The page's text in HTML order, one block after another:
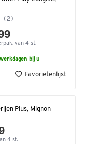
(2)
van 4 st.
bij u
Favorietenlijst
Plus, Mignon
4 st.